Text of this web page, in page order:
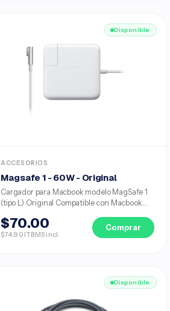
Disponible
ACCESORIOS
Magsafe 1 - 60W - Original
Cargador para Macbook modelo MagSafe 1
(tipo L) Original Compatible con Macbook...
$70.00
$74.90 ITBMS incl.
Comprar
Disponible